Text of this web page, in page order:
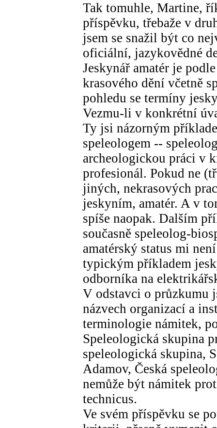
Tak tomuhle, Martine,
příspěvku, třebaže v
jsem se snažil být co
oficiální, jazykovědné
Jeskynář amatér je
krasového dění včetně
pohledu se termíny
Vezmu-li v konkrétní
Ty jsi názorným
speleologem --
archeologickou práci v
profesionál. Pokud ne
jiných, nekrasových
jeskyním, amatér. A v
spíše naopak. Dalším
současně speleolog-
amatérský status mi
typickým příkladem
odborníka na
V odstavci o průzkumu
názvech organizací a
terminologie námitek,
Speleologická skupina
speleologická skupina,
Adamov, Česká
nemůže být námitek
technicus.
Ve svém příspěvku se